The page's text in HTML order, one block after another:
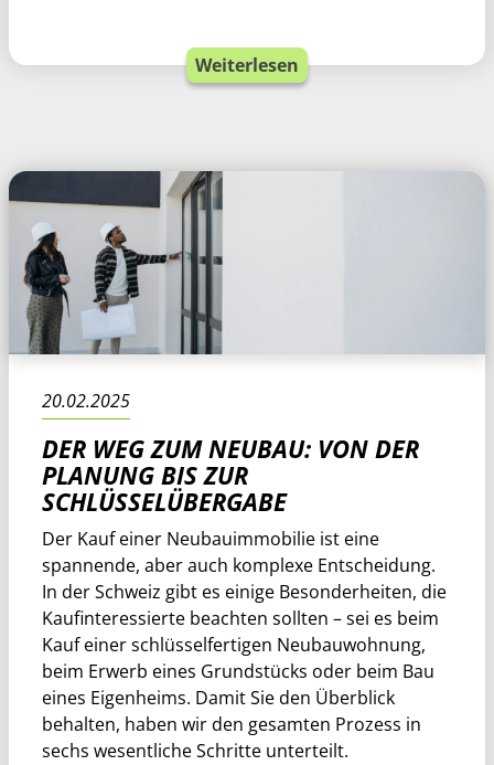
Weiterlesen
20.02.2025
DER WEG ZUM NEUBAU: VON DER
PLANUNG BIS ZUR
SCHLÜSSELÜBERGABE
Der Kauf einer Neubauimmobilie ist eine
spannende, aber auch komplexe Entscheidung.
In der Schweiz gibt es einige Besonderheiten, die
Kaufinteressierte beachten sollten – sei es beim
Kauf einer schlüsselfertigen Neubauwohnung,
beim Erwerb eines Grundstücks oder beim Bau
eines Eigenheims. Damit Sie den Überblick
behalten, haben wir den gesamten Prozess in
sechs wesentliche Schritte unterteilt.